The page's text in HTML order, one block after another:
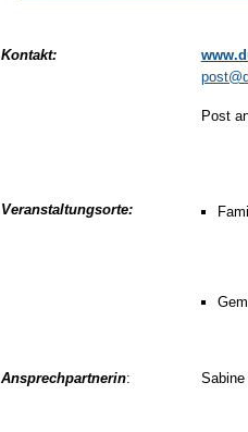
Kontakt:
Post
Veranstaltungsorte:
Ansprechpartnerin: